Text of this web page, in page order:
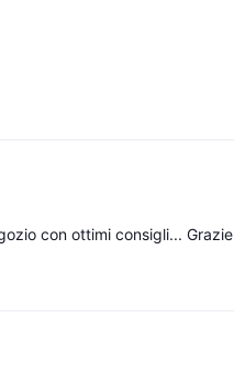
con ottimi consigli... Grazie